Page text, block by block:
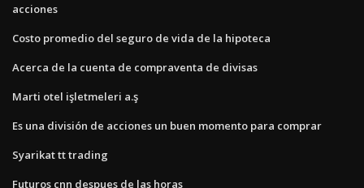
acciones
Costo promedio del seguro de vida de la hipoteca
Acerca de la cuenta de compraventa de divisas
Marti otel işletmeleri a.ş
Es una división de acciones un buen momento para comprar
Syarikat tt trading
Futuros cnn despues de las horas